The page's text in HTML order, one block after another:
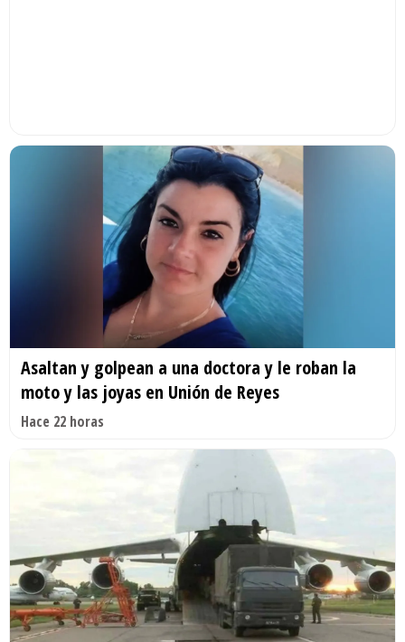
Asaltan y golpean a una doctora y le roban la
moto y las joyas en Unión de Reyes
Hace 22 horas